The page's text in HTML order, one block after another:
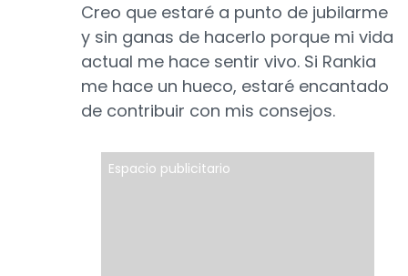
Creo que estaré a punto de jubilarme
y sin ganas de hacerlo porque mi vida
actual me hace sentir vivo. Si Rankia
me hace un hueco, estaré encantado
de contribuir con mis consejos.
Espacio publicitario